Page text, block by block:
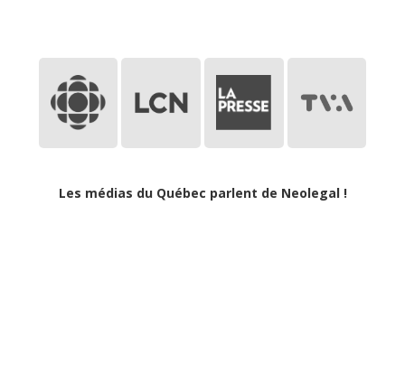
Les médias du Québec parlent de Neolegal !